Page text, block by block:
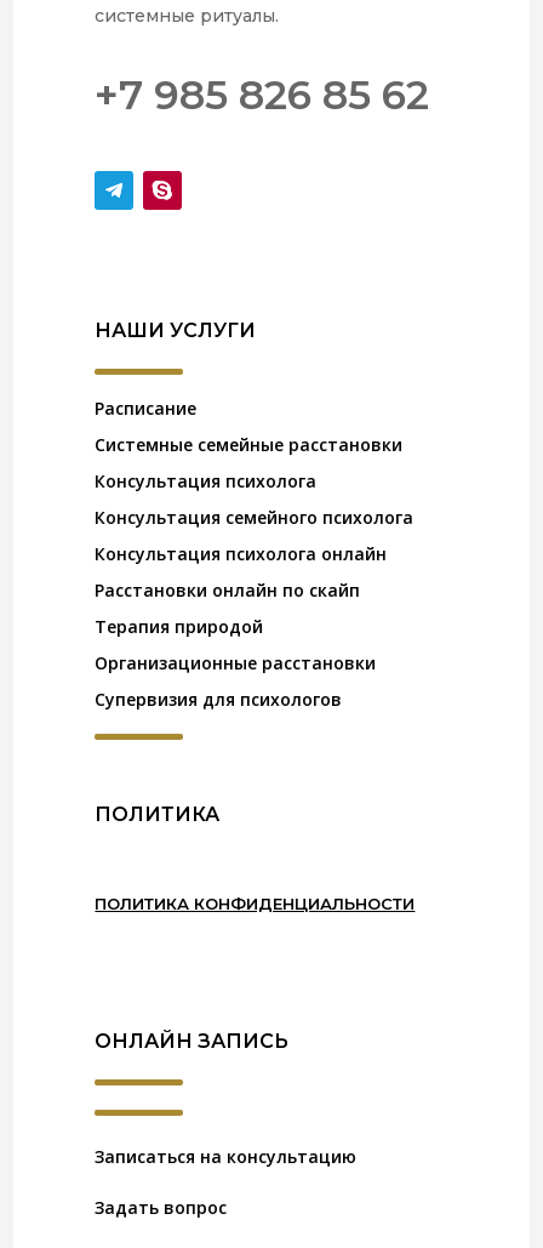
системные ритуалы.
+7 985 826 85 62
НАШИ УСЛУГИ
Расписание
Системные семейные расстановки
Консультация психолога
Консультация семейного психолога
Консультация психолога онлайн
Расстановки онлайн по скайп
Терапия природой
Организационные расстановки
Супервизия для психологов
ПОЛИТИКА
ПОЛИТИКА КОНФИДЕНЦИАЛЬНОСТИ
ОНЛАЙН ЗАПИСЬ
Записаться на консультацию
Задать вопрос